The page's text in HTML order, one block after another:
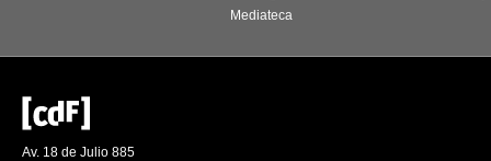
Mediateca
Av. 18 de Julio 885